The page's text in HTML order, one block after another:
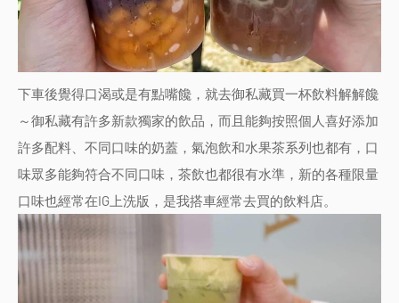
下車後覺得口渴或是有點嘴饞，就去御私藏買一杯飲料解解饞
～御私藏有許多新款獨家的飲品，而且能夠按照個人喜好添加
許多配料、不同口味的奶蓋，氣泡飲和水果茶系列也都有，口
味眾多能夠符合不同口味，茶飲也都很有水準，新的各種限量
口味也經常在IG上洗版，是我搭車經常去買的飲料店。